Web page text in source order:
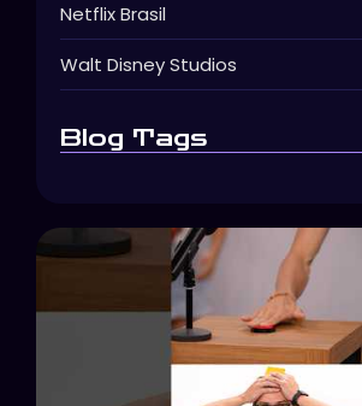
Netflix Brasil
Walt Disney Studios
Blog Tags